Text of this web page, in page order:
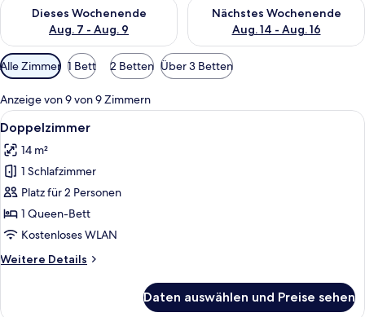
Dieses Wochenende
Aug. 7 - Aug. 9
Überprüfe die Verfügbarkeit für dieses Wochenende, Aug. 7
Nächstes Wochenende
Aug. 14 - Aug. 16
Überprüfe die Verfügbarkeit
Verfügbare
Filter
für
Zimmer
Alle Zimmer 1 Bett 2 Betten Über 3 Betten
Anzeige von 9 von 9 Zimmern
Alle
Fotos
für
Doppelzimmer
anzeigen
Ein Hotelzimmer mit Bett,
8
Doppelzimmer
14 m²
1 Schlafzimmer
Platz für 2 Personen
1 Queen-Bett
Kostenloses WLAN
Weitere Details
Weitere
Daten auswählen und Preise sehen